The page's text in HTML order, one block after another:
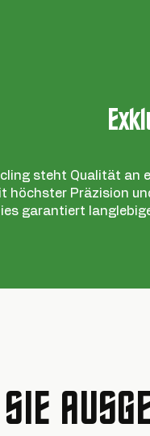
steht Qualität an
höchster Präzision
garantiert